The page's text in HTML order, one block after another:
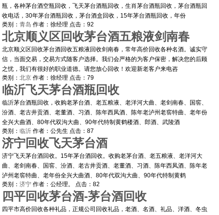
瓶，各种茅台酒空瓶回收，飞天茅台酒瓶回收，生肖茅台酒瓶回收，茅台酒瓶回
收电话，30年茅台酒瓶回收，茅台酒盒回收，15年茅台酒瓶回收，年份
类别：青岛 作者：徐经理 点击：92
北京顺义区回收茅台酒五粮液剑南春
北京顺义区回收茅台酒回收五粮液回收剑南春，常年高价回收各种名酒。诚实守
信，当面交易，交易方式随客户选择。我们会严格的为客户保密，解决您的后顾
之忧，我们有很好的职业道德。请您放心回收！欢迎新老客户来电咨
类别：北京 作者：徐经理 点击：79
临沂飞天茅台酒瓶回收
临沂茅台酒瓶回收，收购老茅台酒、老五粮液、老洋河大曲、老剑南春、国窖、
汾酒、老古井贡酒、老董酒、习酒、陈年西凤酒、陈年老泸州老窖特曲、老年份
全兴大曲酒、80年代双沟大曲、90年代特制黄鹤楼酒、郎酒、武陵酒
类别：临沂 作者：公先生 点击：87
济宁回收飞天茅台酒
济宁飞天茅台酒回收。15年茅台酒回收。收购老茅台酒、老五粮液、老洋河大
曲、老剑南春、国窖、汾酒、老古井贡酒、老董酒、习酒、陈年西凤酒、陈年老
泸州老窖特曲、老年份全兴大曲酒、80年代双沟大曲、90年代特制黄鹤
类别：济宁 作者：公经理。 点击：82
四平回收茅台酒-茅台酒回收
四平市高价回收各种礼品，正规公司回收礼品，老酒、名酒、礼品、洋酒、冬虫